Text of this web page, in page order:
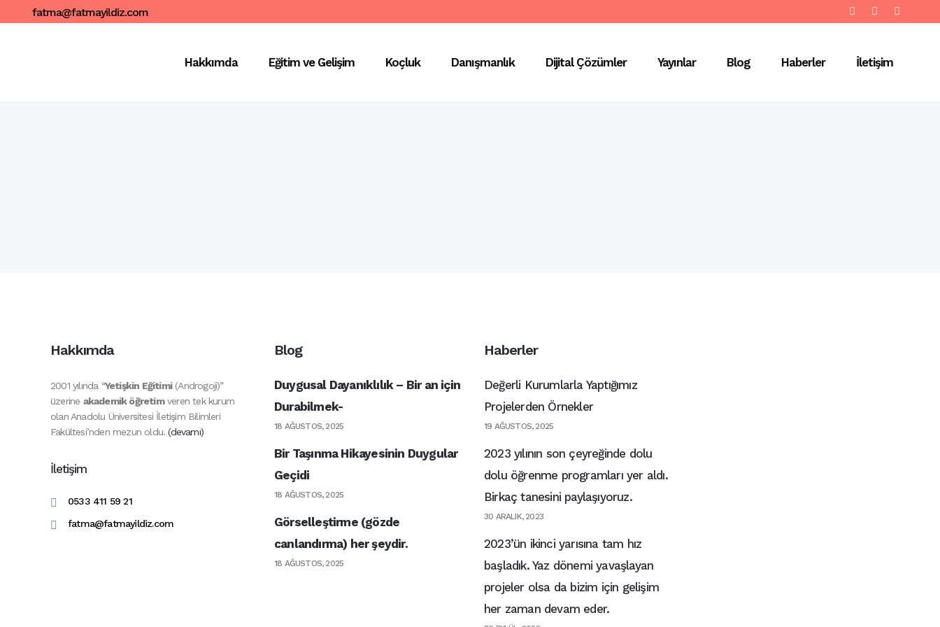
fatma@fatmayildiz.com
Hakkımda Eğitim ve Gelişim Koçluk Danışmanlık Dijital Çözümler Yayınlar Blog Haberler İletişim
Hakkımda
2001 yılında “Yetişkin Eğitimi(Androgoji)”
üzerine akademik öğretimveren tek kurum
olan Anadolu Üniversitesi İletişim Bilimleri
Fakültesi’nden mezun oldu.(devamı)
İletişim
0533 411 59 21
fatma@fatmayildiz.com
Blog
Duygusal Dayanıklılık – Bir an için
Durabilmek-
18 AĞUSTOS, 2025
Bir Taşınma Hikayesinin Duygular
Geçidi
18 AĞUSTOS, 2025
Görselleştirme (gözde
canlandırma) her şeydir.
18 AĞUSTOS, 2025
Haberler
Değerli Kurumlarla Yaptığımız
Projelerden Örnekler
19 AĞUSTOS, 2025
2023 yılının son çeyreğinde dolu
dolu öğrenme programları yer aldı.
Birkaç tanesini paylaşıyoruz.
30 ARALIK, 2023
2023’ün ikinci yarısına tam hız
başladık. Yaz dönemi yavaşlayan
projeler olsa da bizim için gelişim
her zaman devam eder.